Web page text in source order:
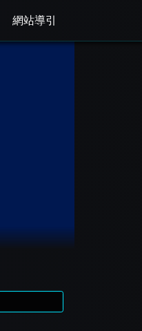
網站導引